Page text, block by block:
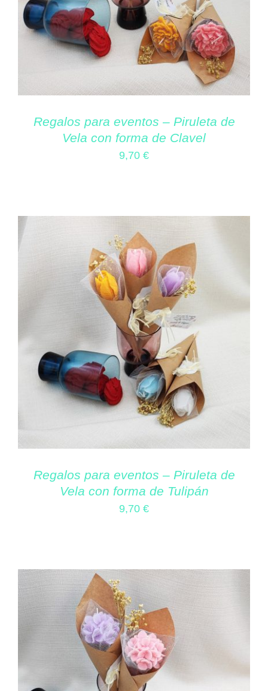
Regalos para eventos – Piruleta de
Vela con forma de Clavel
9,70 €
Regalos para eventos – Piruleta de
Vela con forma de Tulipán
9,70 €